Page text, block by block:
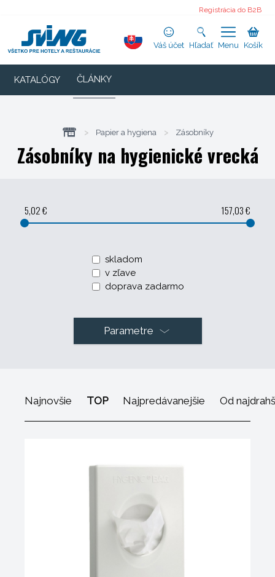
Registrácia do B2B
Váš účet Hľadať Menu Košík
KATALÓGY ČLÁNKY
> Papier a hygiena > Zásobníky
Zásobníky na hygienické vrecká
5,02 € 157,03 €
skladom
v zľave
doprava zadarmo
Parametre
Najnovšie TOP Najpredávanejšie Od